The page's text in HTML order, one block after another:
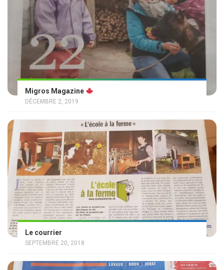
Migros Magazine
DÉCEMBRE 2, 2019
Le courrier
SEPTEMBRE 20, 2018